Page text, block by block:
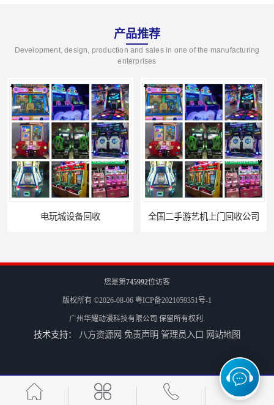
产品推荐
Development, design, production and sales in one of the manufacturing
enterprises
电玩城设备回收 全国二手游艺机上门回收公司
儿童机回收
您是第745992位访客
版权所有 ©2026-08-06 粤ICP备2021059351号-1
广州华耀动漫科技有限公司 保留所有权利.
技术支持： 八方资源网 免责声明 管理员入口 网站地图